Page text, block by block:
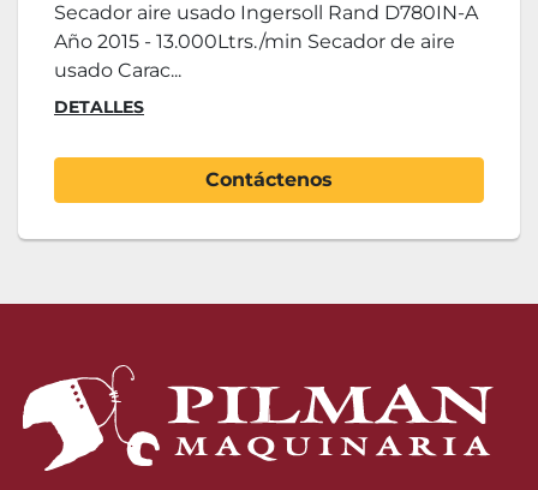
Secador aire usado Ingersoll Rand D780IN-A
Año 2015 - 13.000Ltrs./min Secador de aire
usado Carac...
DETALLES
Contáctenos